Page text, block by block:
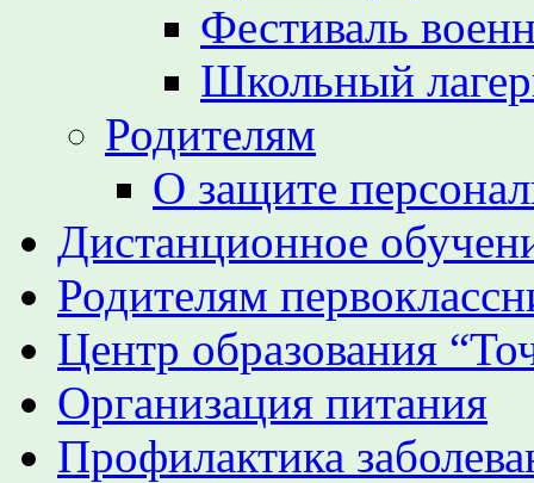
Фестиваль
Школьный
Родителям
О защите
Дистанционное
Родителям
Центр образования
Организация питания
Профилактика